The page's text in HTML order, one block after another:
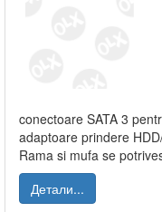
conectoare SATA 3
adaptoare prindere
Rama si mufa se
Детали...